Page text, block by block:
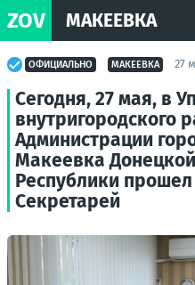
ZOV МАКЕЕВКА
ОФИЦИАЛЬНО МАКЕЕВКА 27
Сегодня, 27 мая, в
внутригородского
Администрации
Макеевка
Республики
Секретарей